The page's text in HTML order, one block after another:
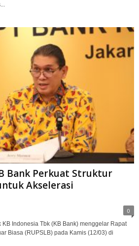
Bank Perkuat Struktur
Akselerasi
0
KB Indonesia Tbk (KB Bank) menggelar Rapat
Biasa (RUPSLB) pada Kamis (12/03) di